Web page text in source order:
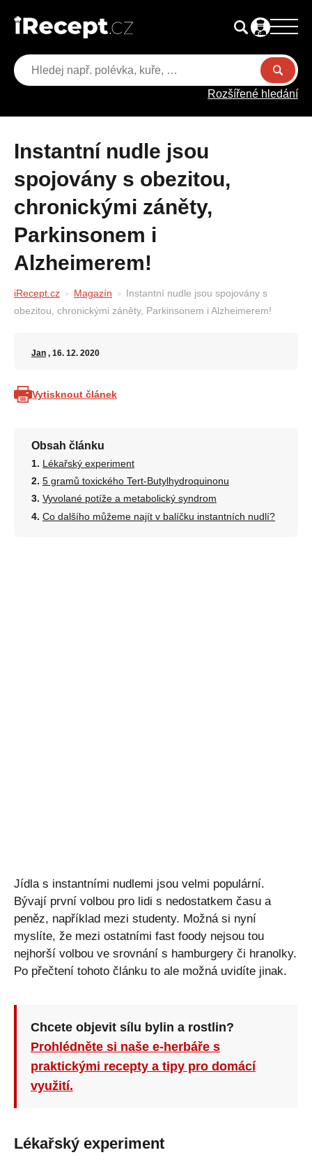
Rozšířené hledání
Instantní nudle jsou
spojovány s obezitou,
chronickými záněty,
Parkinsonem i
Alzheimerem!
iRecept.cz Magazín
Instantní nudle jsou spojovány s
obezitou, chronickými záněty, Parkinsonem i Alzheimerem!
Jan , 16. 12. 2020
Vytisknout článek
Obsah článku
Lékařský experiment
5 gramů toxického Tert-Butylhydroquinonu
Vyvolané potíže a metabolický syndrom
Co dalšího můžeme najít v balíčku instantních nudlí?
Jídla s instantními nudlemi jsou velmi populární.
Bývají první volbou pro lidi s nedostatkem času a
peněz, například mezi studenty. Možná si nyní
myslíte, že mezi ostatními fast foody nejsou tou
nejhorší volbou ve srovnání s hamburgery či hranolky.
Po přečtení tohoto článku to ale možná uvidíte jinak.
Chcete objevit sílu bylin a rostlin?
Prohlédněte si naše e-herbáře s
praktickými recepty a tipy pro domácí
využití.
Lékařský experiment